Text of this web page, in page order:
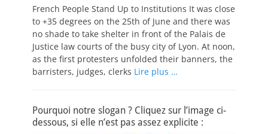
French People Stand Up to Institutions It was close
to +35 degrees on the 25th of June and there was
no shade to take shelter in front of the Palais de
Justice law courts of the busy city of Lyon. At noon,
as the first protesters unfolded their banners, the
barristers, judges, clerks Lire plus …
Pourquoi notre slogan ? Cliquez sur l’image ci-
dessous, si elle n’est pas assez explicite :